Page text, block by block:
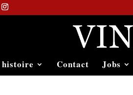
Contact Jobs